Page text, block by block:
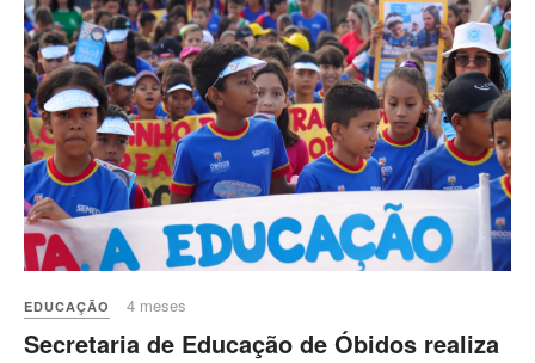
EDUCAÇÃO 4 meses
Secretaria de Educação de Óbidos realiza